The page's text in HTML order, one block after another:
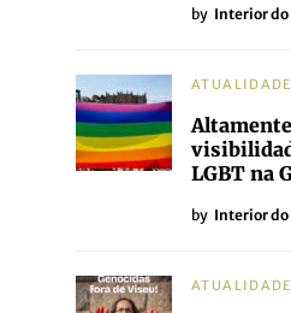
by Interior do
ATUALIDADE
LGBT na
by Interior do
ATUALIDADE